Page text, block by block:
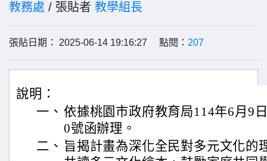
教務處 / 張貼者 教學組長
張貼日期： 2025-06-14 19:16:27 點閱： 207
說明：
一、 依據桃園市政府教育局114年6月9
0號函辦理。
二、 旨揭計畫為深化全民對多元文化的